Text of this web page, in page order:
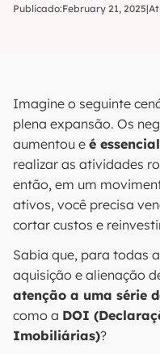
Publicado:February 21, 2025|
Imagine o seguinte
plena expansão. Os
aumentou e é
realizar as atividades
então, em um
ativos, você precisa
cortar custos e
Sabia que, para todas
aquisição e alienação
atenção a uma série
como a DOI
Imobiliárias)?